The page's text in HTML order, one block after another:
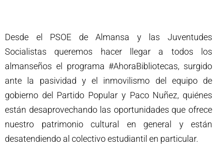
Desde el PSOE de Almansa y las Juventudes
Socialistas queremos hacer llegar a todos los
almanseños el programa #AhoraBibliotecas, surgido
ante la pasividad y el inmovilismo del equipo de
gobierno del Partido Popular y Paco Nuñez, quiénes
están desaprovechando las oportunidades que ofrece
nuestro patrimonio cultural en general y están
desatendiendo al colectivo estudiantil en particular.